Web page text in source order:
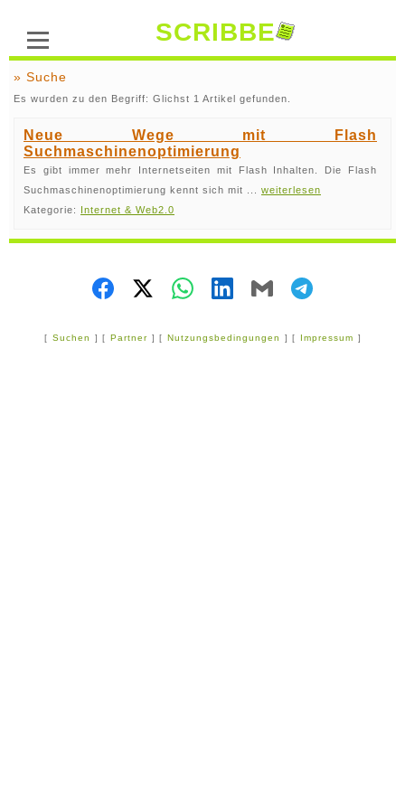
SCRIBBE
» Suche
Es wurden zu den Begriff: Glichst 1 Artikel gefunden.
Neue Wege mit Flash
Suchmaschinenoptimierung
Es gibt immer mehr Internetseiten mit Flash Inhalten. Die Flash
Suchmaschinenoptimierung kennt sich mit ... weiterlesen
Kategorie: Internet & Web2.0
[ Suchen ] [ Partner ] [ Nutzungsbedingungen ] [ Impressum ]